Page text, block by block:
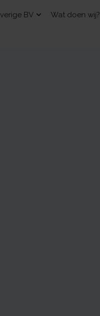
BV Wat doen wij?